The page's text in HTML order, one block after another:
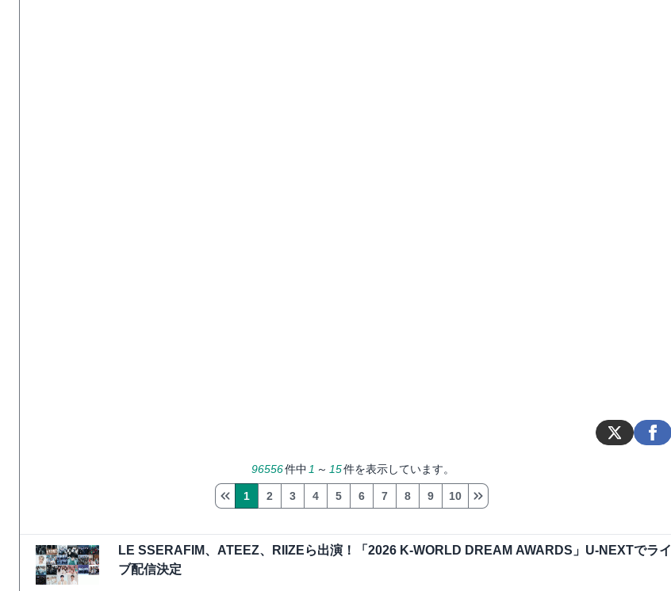
96556件中 1 ～ 15件を表示しています。
1 2 3 4 5 6 7 8 9 10
LE SSERAFIM、ATEEZ、RIIZEら出演！「2026 K-WORLD DREAM AWARDS」U-NEXTでライ
ブ配信決定